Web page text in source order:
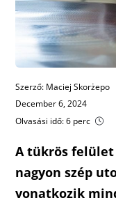
A tükrös
nagyon szép
vonatkozik
Szerző: Maciej Skorżepo
December 6, 2024
Olvasási idő: 6 perc